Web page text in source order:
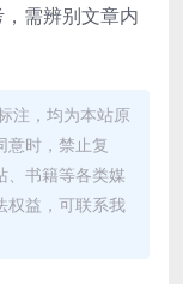
需辨别文章内
注，均为本站原
意时，禁止复
、书籍等各类媒
权益，可联系我